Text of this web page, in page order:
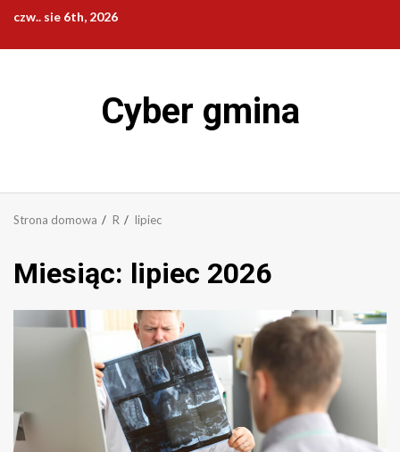
treści
czw.. sie 6th, 2026
Cyber gmina
Strona domowa R lipiec
Miesiąc: lipiec 2026
2 min odczytu